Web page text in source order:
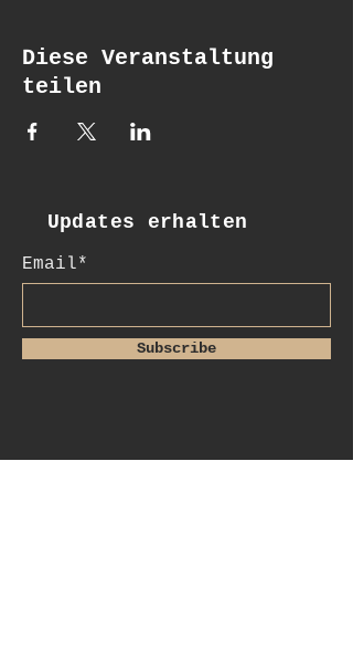
Diese Veranstaltung
teilen
Updates erhalten
Email*
Subscribe